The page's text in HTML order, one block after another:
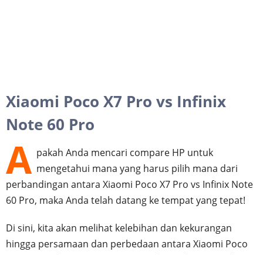
Xiaomi Poco X7 Pro vs Infinix
Note 60 Pro
A pakah Anda mencari compare HP untuk
mengetahui mana yang harus pilih mana dari
perbandingan antara Xiaomi Poco X7 Pro vs Infinix Note
60 Pro, maka Anda telah datang ke tempat yang tepat!
Di sini, kita akan melihat kelebihan dan kekurangan
hingga persamaan dan perbedaan antara Xiaomi Poco